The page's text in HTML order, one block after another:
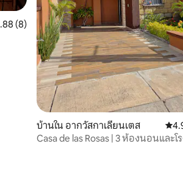
นนเฉลี่ย 4.88 จาก 5, 8 รีวิว
(8)
บ้านใน อากวัสกาเลียนเตส คะแ
Casa de las Rosas | 3 ห้องนอนและโ